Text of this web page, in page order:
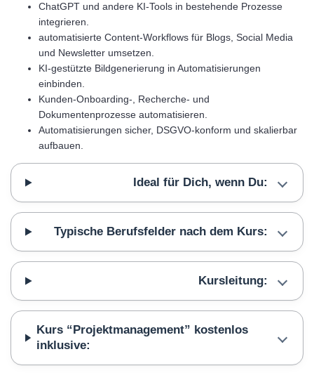
ChatGPT und andere KI-Tools in bestehende Prozesse
integrieren.
automatisierte Content-Workflows für Blogs, Social Media
und Newsletter umsetzen.
KI-gestützte Bildgenerierung in Automatisierungen
einbinden.
Kunden-Onboarding-, Recherche- und
Dokumentenprozesse automatisieren.
Automatisierungen sicher, DSGVO-konform und skalierbar
aufbauen.
Ideal für Dich, wenn Du:
Typische Berufsfelder nach dem Kurs:
Kursleitung:
Kurs “Projektmanagement” kostenlos
inklusive: